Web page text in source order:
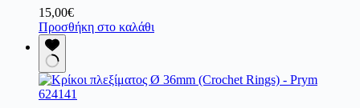
επιλεγούν
του
15,00€
Προσθήκη στο καλάθι